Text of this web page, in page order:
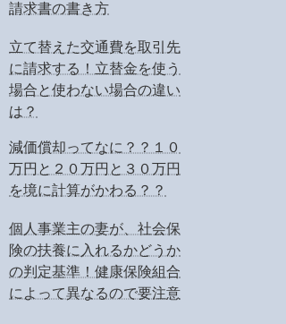
請求書の書き方
立て替えた交通費を取引先
に請求する！立替金を使う
場合と使わない場合の違い
は？
減価償却ってなに？？１０
万円と２０万円と３０万円
を境に計算がかわる？？
個人事業主の妻が、社会保
険の扶養に入れるかどうか
の判定基準！健康保険組合
によって異なるので要注意